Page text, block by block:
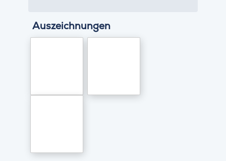
Auszeichnungen